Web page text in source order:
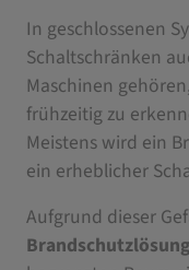
In geschlossenen
Schaltschränken
Maschinen
frühzeitig zu
Meistens wird ein
ein erheblicher
Aufgrund dieser